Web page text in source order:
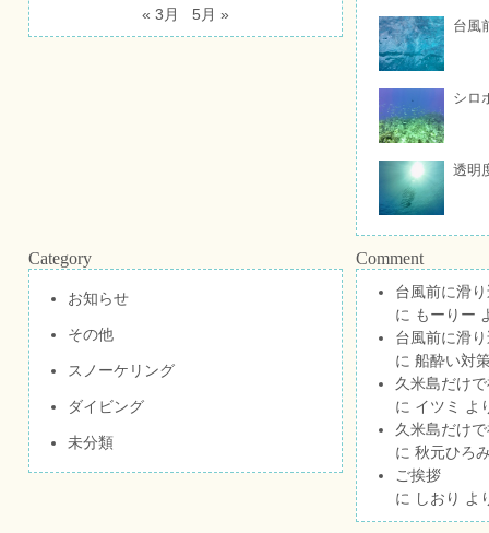
« 3月
5月 »
台風
シロ
透明
Category
お知らせ
その他
スノーケリング
ダイビング
未分類
Comment
台風前に滑
に もーりー
台風前に滑
に 船酔い対
久米島だけ
に イツミ
よ
久米島だけ
に 秋元ひろ
ご挨拶
に しおり よ